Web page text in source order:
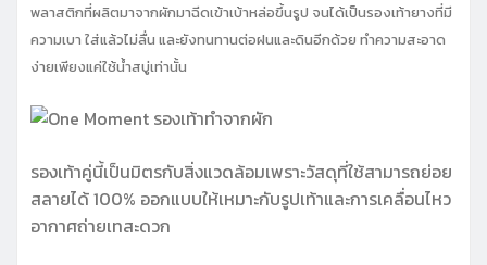
พลาสติกที่ผลิตมาจากผักมาฉีดเข้าเบ้าหล่อขึ้นรูป จนได้เป็นรองเท้ายางที่มี
ความเบา ใส่แล้วไม่ลื่น และยังทนทานต่อฝนและดินอีกด้วย ทำความสะอาด
ง่ายเพียงแค่ใช้น้ำสบู่เท่านั้น
รองเท้าคู่นี้เป็นมิตรกับสิ่งแวดล้อมเพราะวัสดุที่ใช้สามารถย่อย
สลายได้ 100% ออกแบบให้เหมาะกับรูปเท้าและการเคลื่อนไหว
อากาศถ่ายเทสะดวก